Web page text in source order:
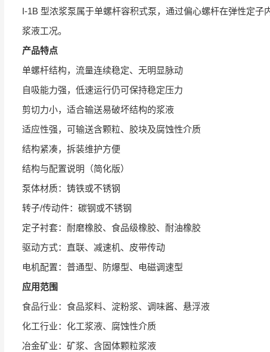
I-1B 型浓浆泵属于单螺杆容积式泵，通过偏心螺杆在弹性定
浆液工况。
产品特点
单螺杆结构，流量连续稳定、无明显脉动
自吸能力强，低速运行仍可保持稳定压力
剪切力小，适合输送易破坏结构的浆液
适应性强，可输送含颗粒、胶块及腐蚀性介质
结构紧凑，拆装维护方便
结构与配置说明（简化版）
泵体材质：铸铁或不锈钢
转子/传动件：碳钢或不锈钢
定子衬套：耐磨橡胶、食品级橡胶、耐油橡胶
驱动方式：直联、减速机、皮带传动
电机配置：普通型、防爆型、电磁调速型
应用范围
食品行业：食品浆料、淀粉浆、调味酱、悬浮液
化工行业：化工浆液、腐蚀性介质
冶金矿业：矿浆、含固体颗粒浆液